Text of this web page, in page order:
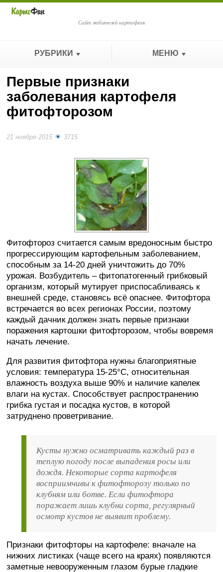
Сайт любителей картофеля
РУБРИКИ МЕНЮ
Первые признаки
заболевания картофеля
фитофторозом
21 ноября 2015 3715
Фитофтороз считается самым вредоносным быстро
прогрессирующим картофельным заболеванием,
способным за 14-20 дней уничтожить до 70%
урожая. Возбудитель – фитопатогенный грибковый
организм, который мутирует приспосабливаясь к
внешней среде, становясь всё опаснее. Фитофтора
встречается во всех регионах России, поэтому
каждый дачник должен знать первые признаки
поражения картошки фитофторозом, чтобы вовремя
начать лечение.
Для развития фитофтора нужны благоприятные
условия: температура 15-25°C, относительная
влажность воздуха выше 90% и наличие капелек
влаги на кустах. Способствует распространению
грибка густая и посадка кустов, в которой
затруднено проветривание.
Кусты нужно осматривать каждый раз в
теплую погоду после выпадения росы или
дождя. Некоторые сорта картофеля
восприимчивы к фитофторозу только по
клубням или ботве. Если фитофтора
поражает лишь клубни сорта, регулярный
осмотр кустов не выявит проблему.
Признаки фитофторы на картофеле: вначале на
нижних листиках (чаще всего на краях) появляются
заметные невооруженным глазом бурые гладкие